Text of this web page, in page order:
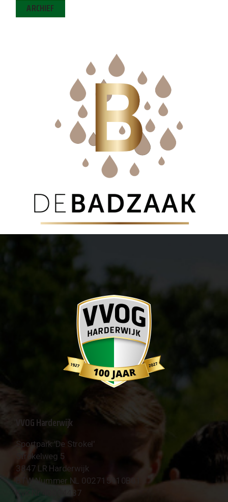
ARCHIEF
VVOG Harderwijk
Sportpark 'De Strokel'
Strokelweg 5
3847 LR Harderwijk
BTW Nummer NL 002715910B01
KvK Nr 40094437